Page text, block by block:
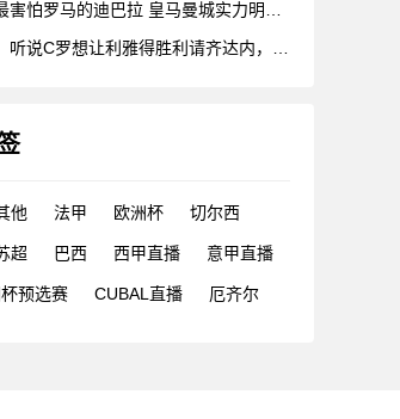
罗马的迪巴拉 皇马曼城实力明显强于米兰双雄
C罗想让利雅得胜利请齐达内，若后者去沙特会很怪
他 法甲 欧洲杯 切尔西
超 巴西 西甲直播 意甲直播
预选赛 CUBAL直播 厄齐尔